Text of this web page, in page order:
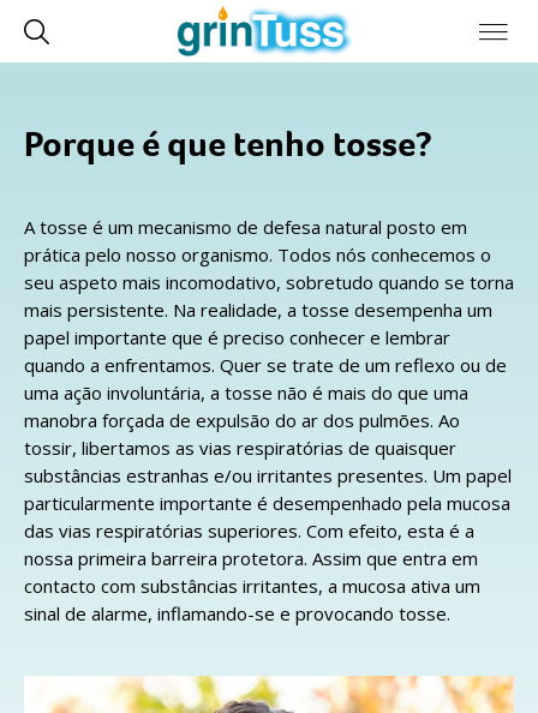
Porque é que tenho tosse?
A tosse é um mecanismo de defesa natural posto em
prática pelo nosso organismo. Todos nós conhecemos o
seu aspeto mais incomodativo, sobretudo quando se torna
mais persistente. Na realidade, a tosse desempenha um
papel importante que é preciso conhecer e lembrar
quando a enfrentamos. Quer se trate de um reflexo ou de
uma ação involuntária, a tosse não é mais do que uma
manobra forçada de expulsão do ar dos pulmões. Ao
tossir, libertamos as vias respiratórias de quaisquer
substâncias estranhas e/ou irritantes presentes. Um papel
particularmente importante é desempenhado pela mucosa
das vias respiratórias superiores. Com efeito, esta é a
nossa primeira barreira protetora. Assim que entra em
contacto com substâncias irritantes, a mucosa ativa um
sinal de alarme, inflamando-se e provocando tosse.